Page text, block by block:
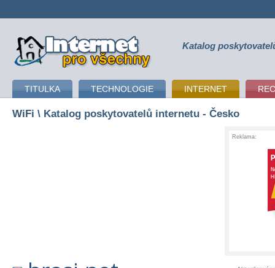
připojení k internetu Katalog
TITULKA TECHNOLOGIE INTERNET
WiFi \ Katalog poskytovatelů internetu - Česko
Reklama: